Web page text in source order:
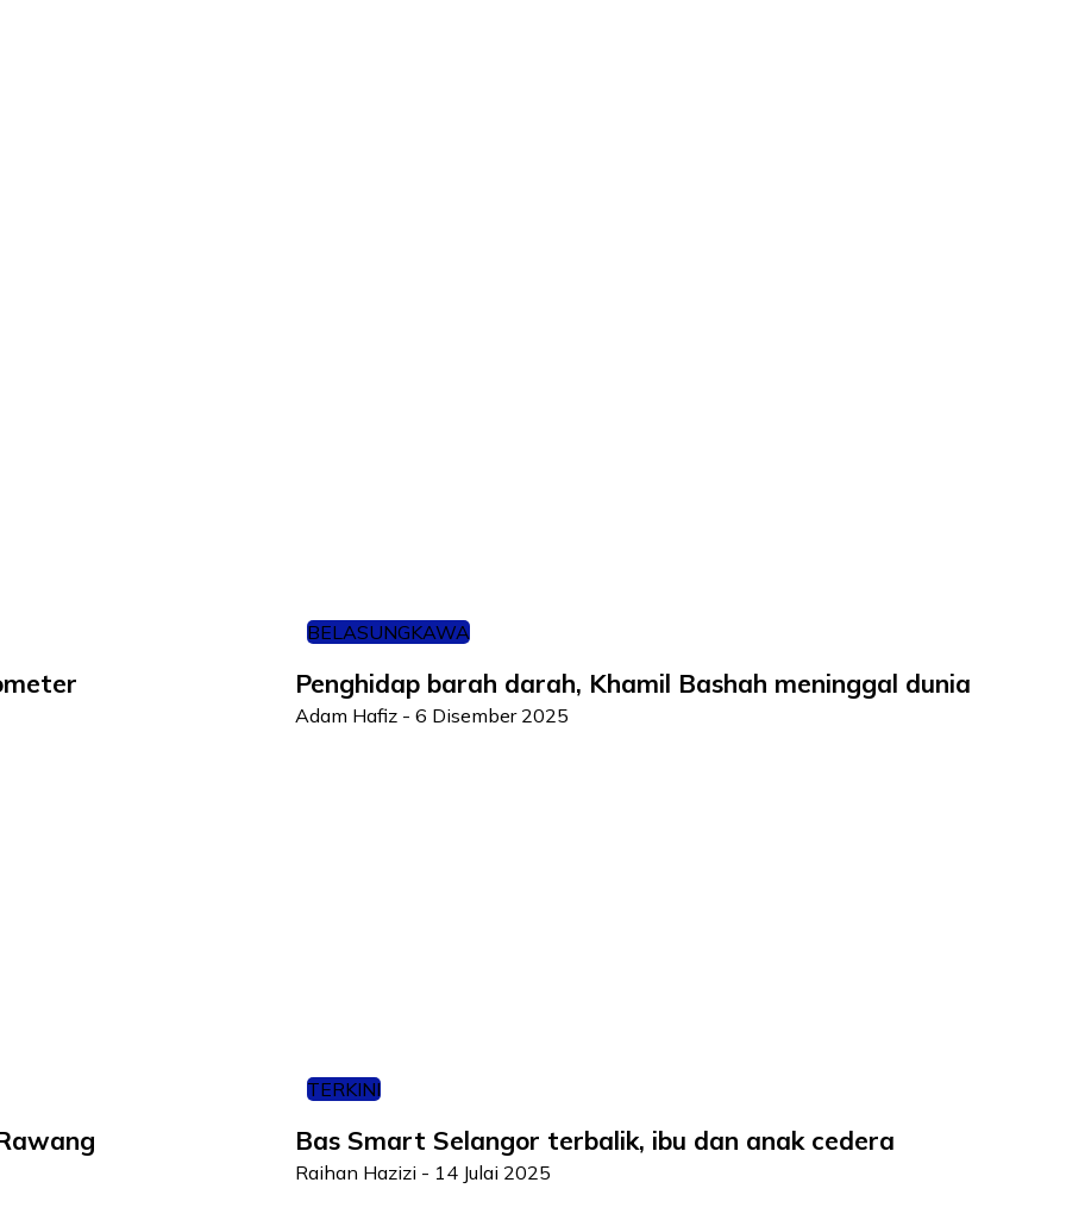
BELASUNGKAWA
Penghidap barah darah, Khamil Bashah meninggal dunia
Adam Hafiz - 6 Disember 2025
TERKINI
Bas Smart Selangor terbalik, ibu dan anak cedera
Raihan Hazizi - 14 Julai 2025